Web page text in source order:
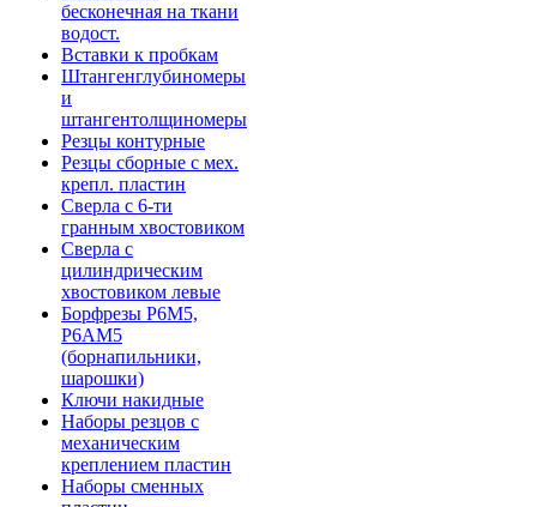
бесконечная на ткани
водост.
Вставки к пробкам
Штангенглубиномеры
и
штангентолщиномеры
Резцы контурные
Резцы сборные с мех.
крепл. пластин
Сверла с 6-ти
гранным хвостовиком
Сверла с
цилиндрическим
хвостовиком левые
Борфрезы Р6М5,
Р6АМ5
(борнапильники,
шарошки)
Ключи накидные
Наборы резцов с
механическим
креплением пластин
Наборы сменных